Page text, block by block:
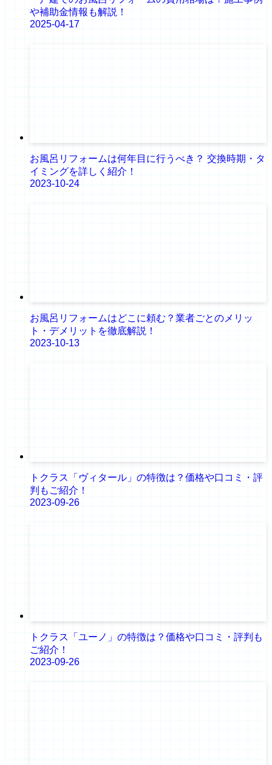
や補助金情報も解説！
2025-04-17
お風呂リフォームは何年目に行うべき？ 交換時期・タ
イミングを詳しく紹介！
2023-10-24
お風呂リフォームはどこに頼む？業者ごとのメリッ
ト・デメリットを徹底解説！
2023-10-13
トクラス「ヴィタール」の特徴は？価格や口コミ・評
判もご紹介！
2023-09-26
トクラス「ユーノ」の特徴は？価格や口コミ・評判も
ご紹介！
2023-09-26